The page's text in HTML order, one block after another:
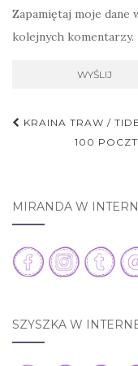
Zapamiętaj moje dane
kolejnych komentarzy.
KRAINA TRAW /
100
MIRANDA W
SZYSZKA W